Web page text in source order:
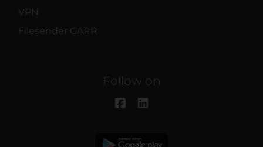
VPN
Filesender GARR
Follow on